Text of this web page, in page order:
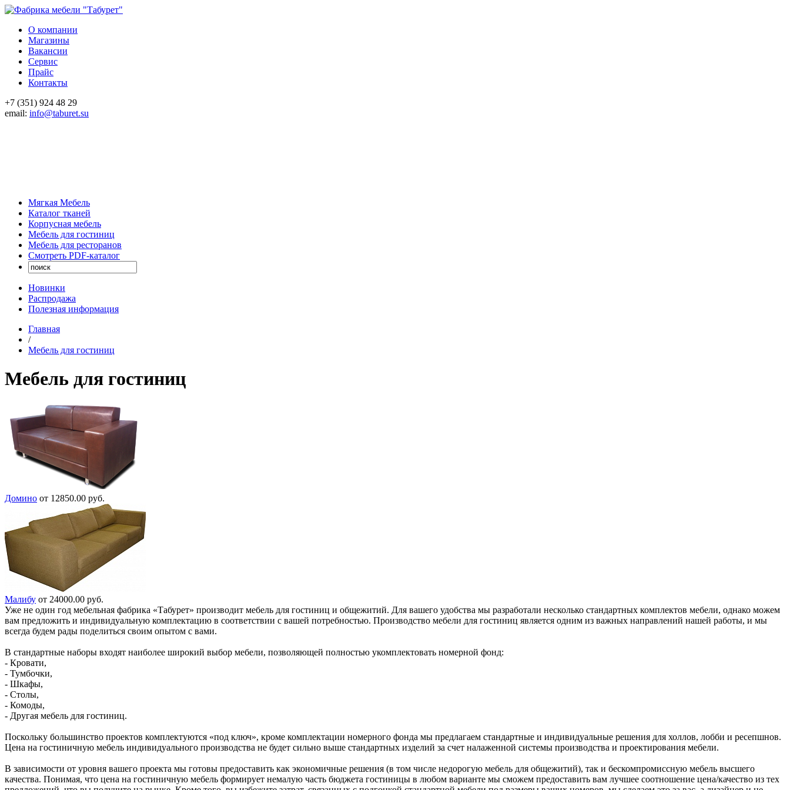
О компании
Магазины
Вакансии
Сервис
Прайс
Контакты
+7 (351) 924 48 29
email: info@taburet.su
Мягкая Мебель
Каталог тканей
Корпусная мебель
Мебель для гостиниц
Мебель для ресторанов
Смотреть PDF-каталог
Новинки
Распродажа
Полезная информация
Главная
/
Мебель для гостиниц
Мебель для гостиниц
Домино от 12850.00 руб.
Малибу от 24000.00 руб.
Уже не один год мебельная фабрика «Табурет» производит мебель для гостиниц и общежитий. Для вашего удобства мы разработали несколько стандартных комплектов мебели, однако можем
вам предложить и индивидуальную комплектацию в соответствии с вашей потребностью. Производство мебели для гостиниц является одним из важных направлений нашей работы, и мы
всегда будем рады поделиться своим опытом с вами.
В стандартные наборы входят наиболее широкий выбор мебели, позволяющей полностью укомплектовать номерной фонд:
- Кровати,
- Тумбочки,
- Шкафы,
- Столы,
- Комоды,
- Другая мебель для гостиниц.
Поскольку большинство проектов комплектуются «под ключ», кроме комплектации номерного фонда мы предлагаем стандартные и индивидуальные решения для холлов, лобби и ресепшнов.
Цена на гостиничную мебель индивидуального производства не будет сильно выше стандартных изделий за счет налаженной системы производства и проектирования мебели.
В зависимости от уровня вашего проекта мы готовы предоставить как экономичные решения (в том числе недорогую мебель для общежитий), так и бескомпромиссную мебель высшего
качества. Понимая, что цена на гостиничную мебель формирует немалую часть бюджета гостиницы в любом варианте мы сможем предоставить вам лучшее соотношение цена/качество из тех